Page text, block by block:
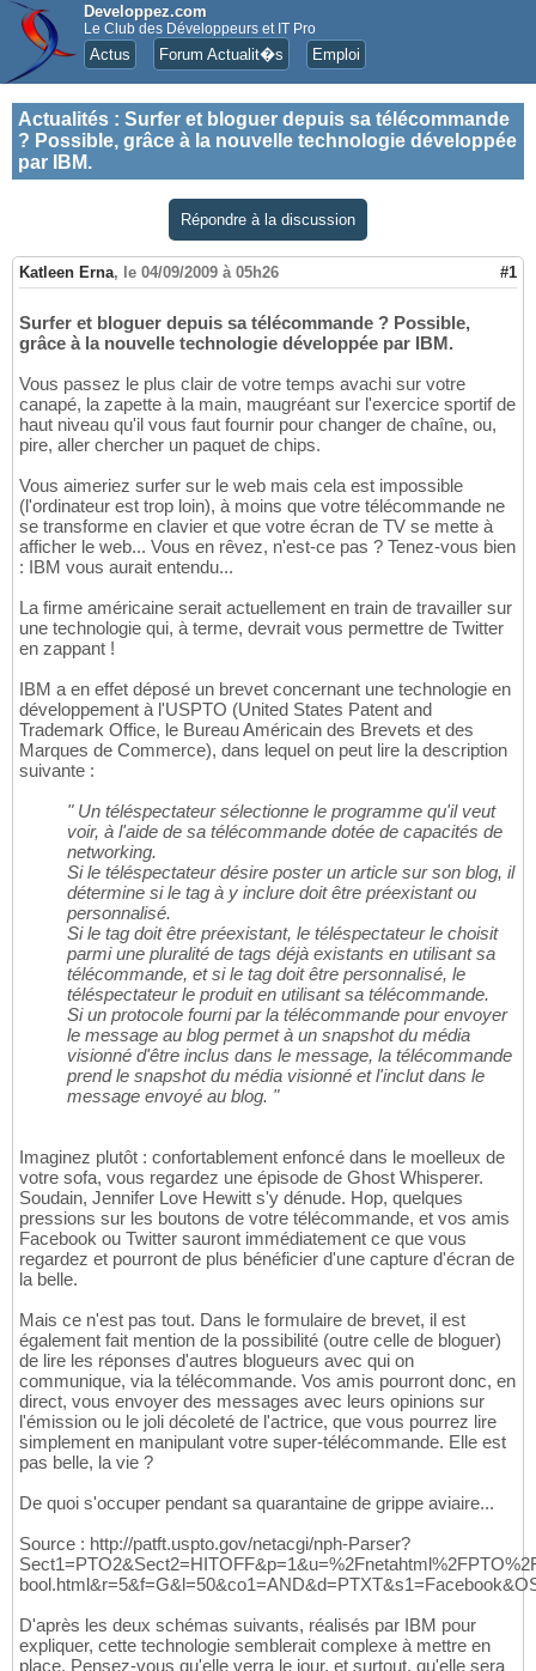
Developpez.com
Le Club des Développeurs et IT Pro
Actus Forum Actualit�s Emploi
Actualités : Surfer et bloguer depuis sa télécommande
? Possible, grâce à la nouvelle technologie développée
par IBM.
Répondre à la discussion
Katleen Erna, le 04/09/2009 à 05h26 #1
Surfer et bloguer depuis sa télécommande ? Possible,
grâce à la nouvelle technologie développée par IBM.
Vous passez le plus clair de votre temps avachi sur votre
canapé, la zapette à la main, maugréant sur l'exercice sportif de
haut niveau qu'il vous faut fournir pour changer de chaîne, ou,
pire, aller chercher un paquet de chips.
Vous aimeriez surfer sur le web mais cela est impossible
(l'ordinateur est trop loin), à moins que votre télécommande ne
se transforme en clavier et que votre écran de TV se mette à
afficher le web... Vous en rêvez, n'est-ce pas ? Tenez-vous bien
: IBM vous aurait entendu...
La firme américaine serait actuellement en train de travailler sur
une technologie qui, à terme, devrait vous permettre de Twitter
en zappant !
IBM a en effet déposé un brevet concernant une technologie en
développement à l'USPTO (United States Patent and
Trademark Office, le Bureau Américain des Brevets et des
Marques de Commerce), dans lequel on peut lire la description
suivante :
" Un téléspectateur sélectionne le programme qu'il veut
voir, à l'aide de sa télécommande dotée de capacités de
networking.
Si le téléspectateur désire poster un article sur son blog, il
détermine si le tag à y inclure doit être préexistant ou
personnalisé.
Si le tag doit être préexistant, le téléspectateur le choisit
parmi une pluralité de tags déjà existants en utilisant sa
télécommande, et si le tag doit être personnalisé, le
téléspectateur le produit en utilisant sa télécommande.
Si un protocole fourni par la télécommande pour envoyer
le message au blog permet à un snapshot du média
visionné d'être inclus dans le message, la télécommande
prend le snapshot du média visionné et l'inclut dans le
message envoyé au blog. "
Imaginez plutôt : confortablement enfoncé dans le moelleux de
votre sofa, vous regardez une épisode de Ghost Whisperer.
Soudain, Jennifer Love Hewitt s'y dénude. Hop, quelques
pressions sur les boutons de votre télécommande, et vos amis
Facebook ou Twitter sauront immédiatement ce que vous
regardez et pourront de plus bénéficier d'une capture d'écran de
la belle.
Mais ce n'est pas tout. Dans le formulaire de brevet, il est
également fait mention de la possibilité (outre celle de bloguer)
de lire les réponses d'autres blogueurs avec qui on
communique, via la télécommande. Vos amis pourront donc, en
direct, vous envoyer des messages avec leurs opinions sur
l'émission ou le joli décoleté de l'actrice, que vous pourrez lire
simplement en manipulant votre super-télécommande. Elle est
pas belle, la vie ?
De quoi s'occuper pendant sa quarantaine de grippe aviaire...
Source : http://patft.uspto.gov/netacgi/nph-Parser?
D'après les deux schémas suivants, réalisés par IBM pour
expliquer, cette technologie semblerait complexe à mettre en
place. Pensez-vous qu'elle verra le jour, et surtout, qu'elle sera